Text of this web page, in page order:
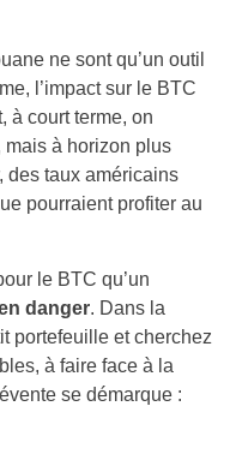
ne sont qu’un outil
l’impact sur le BTC
à court terme, on
à horizon plus
des taux américains
pourraient profiter au
le BTC qu’un
danger. Dans la
portefeuille et cherchez
à faire face à la
se démarque :